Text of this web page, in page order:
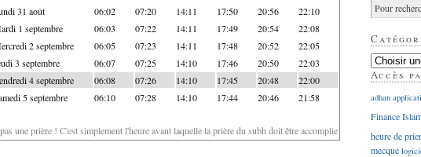
31 août 06:02 07:20 14:11 17:50 20:56 22:10
1 septembre 06:03 07:22 14:11 17:49 20:54 22:08
2 septembre 06:05 07:23 14:11 17:48 20:52 22:05
3 septembre 06:07 07:25 14:10 17:46 20:50 22:03
4 septembre 06:08 07:26 14:10 17:45 20:48 22:00
5 septembre 06:10 07:28 14:10 17:44 20:46 21:58
une prière ! C'est simplement l'heure avant laquelle la prière du subh doit être accomplie
Accès
adhan
Finance
heure de
mecque